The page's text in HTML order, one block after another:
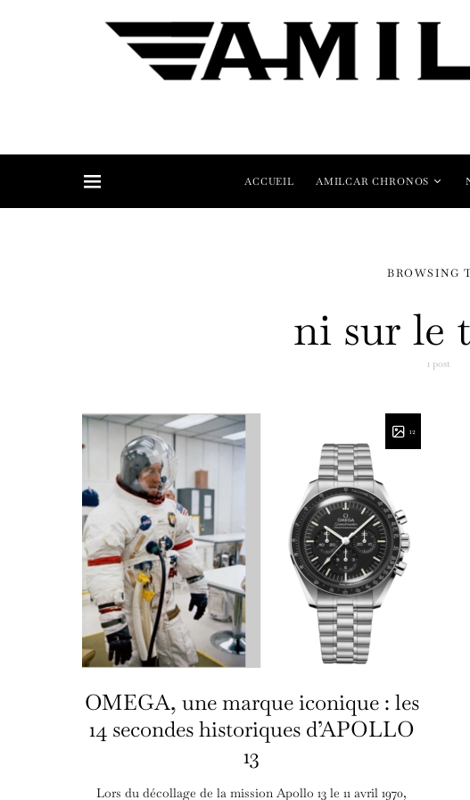
ACCUEIL AMILCAR CHRONOS
BROWSING
ni sur le
1 post
12
OMEGA, une marque iconique : les
14 secondes historiques d’APOLLO
13
Lors du décollage de la mission Apollo 13 le 11 avril 1970,